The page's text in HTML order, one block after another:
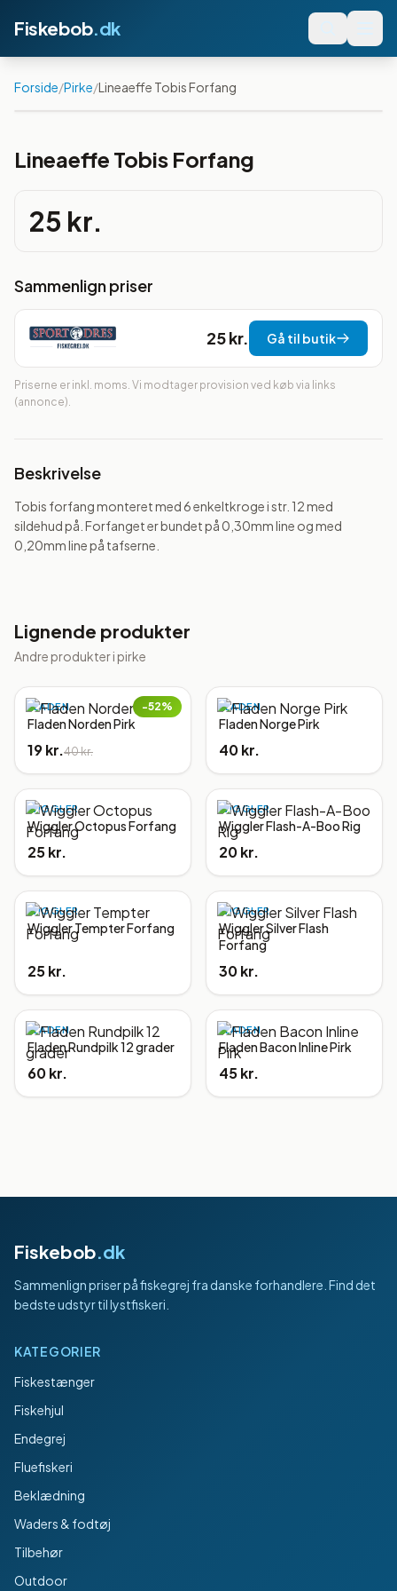
Fiskebob.dk
Forside/Pirke/Lineaeffe Tobis Forfang
Lineaeffe Tobis Forfang
25 kr.
Sammenlign priser
25 kr. Gå til butik
Priserne er inkl. moms. Vi modtager provision ved køb via links
(annonce).
Beskrivelse
Tobis forfang monteret med 6 enkeltkroge i str. 12 med
sildehud på. Forfanget er bundet på 0,30mm line og med
0,20mm line på tafserne.
Lignende produkter
Andre produkter i pirke
−52%
FLADEN
Fladen Norden Pirk
19 kr.40 kr.
FLADEN
Fladen Norge Pirk
40 kr.
WIGGLER
Wiggler Octopus Forfang
25 kr.
WIGGLER
Wiggler Flash-A-Boo Rig
20 kr.
WIGGLER
Wiggler Tempter Forfang
25 kr.
WIGGLER
Wiggler Silver Flash
Forfang
30 kr.
FLADEN
Fladen Rundpilk 12 grader
60 kr.
FLADEN
Fladen Bacon Inline Pirk
45 kr.
Fiskebob.dk
Sammenlign priser på fiskegrej fra danske forhandlere. Find det
bedste udstyr til lystfiskeri.
KATEGORIER
Fiskestænger
Fiskehjul
Endegrej
Fluefiskeri
Beklædning
Waders & fodtøj
Tilbehør
Outdoor